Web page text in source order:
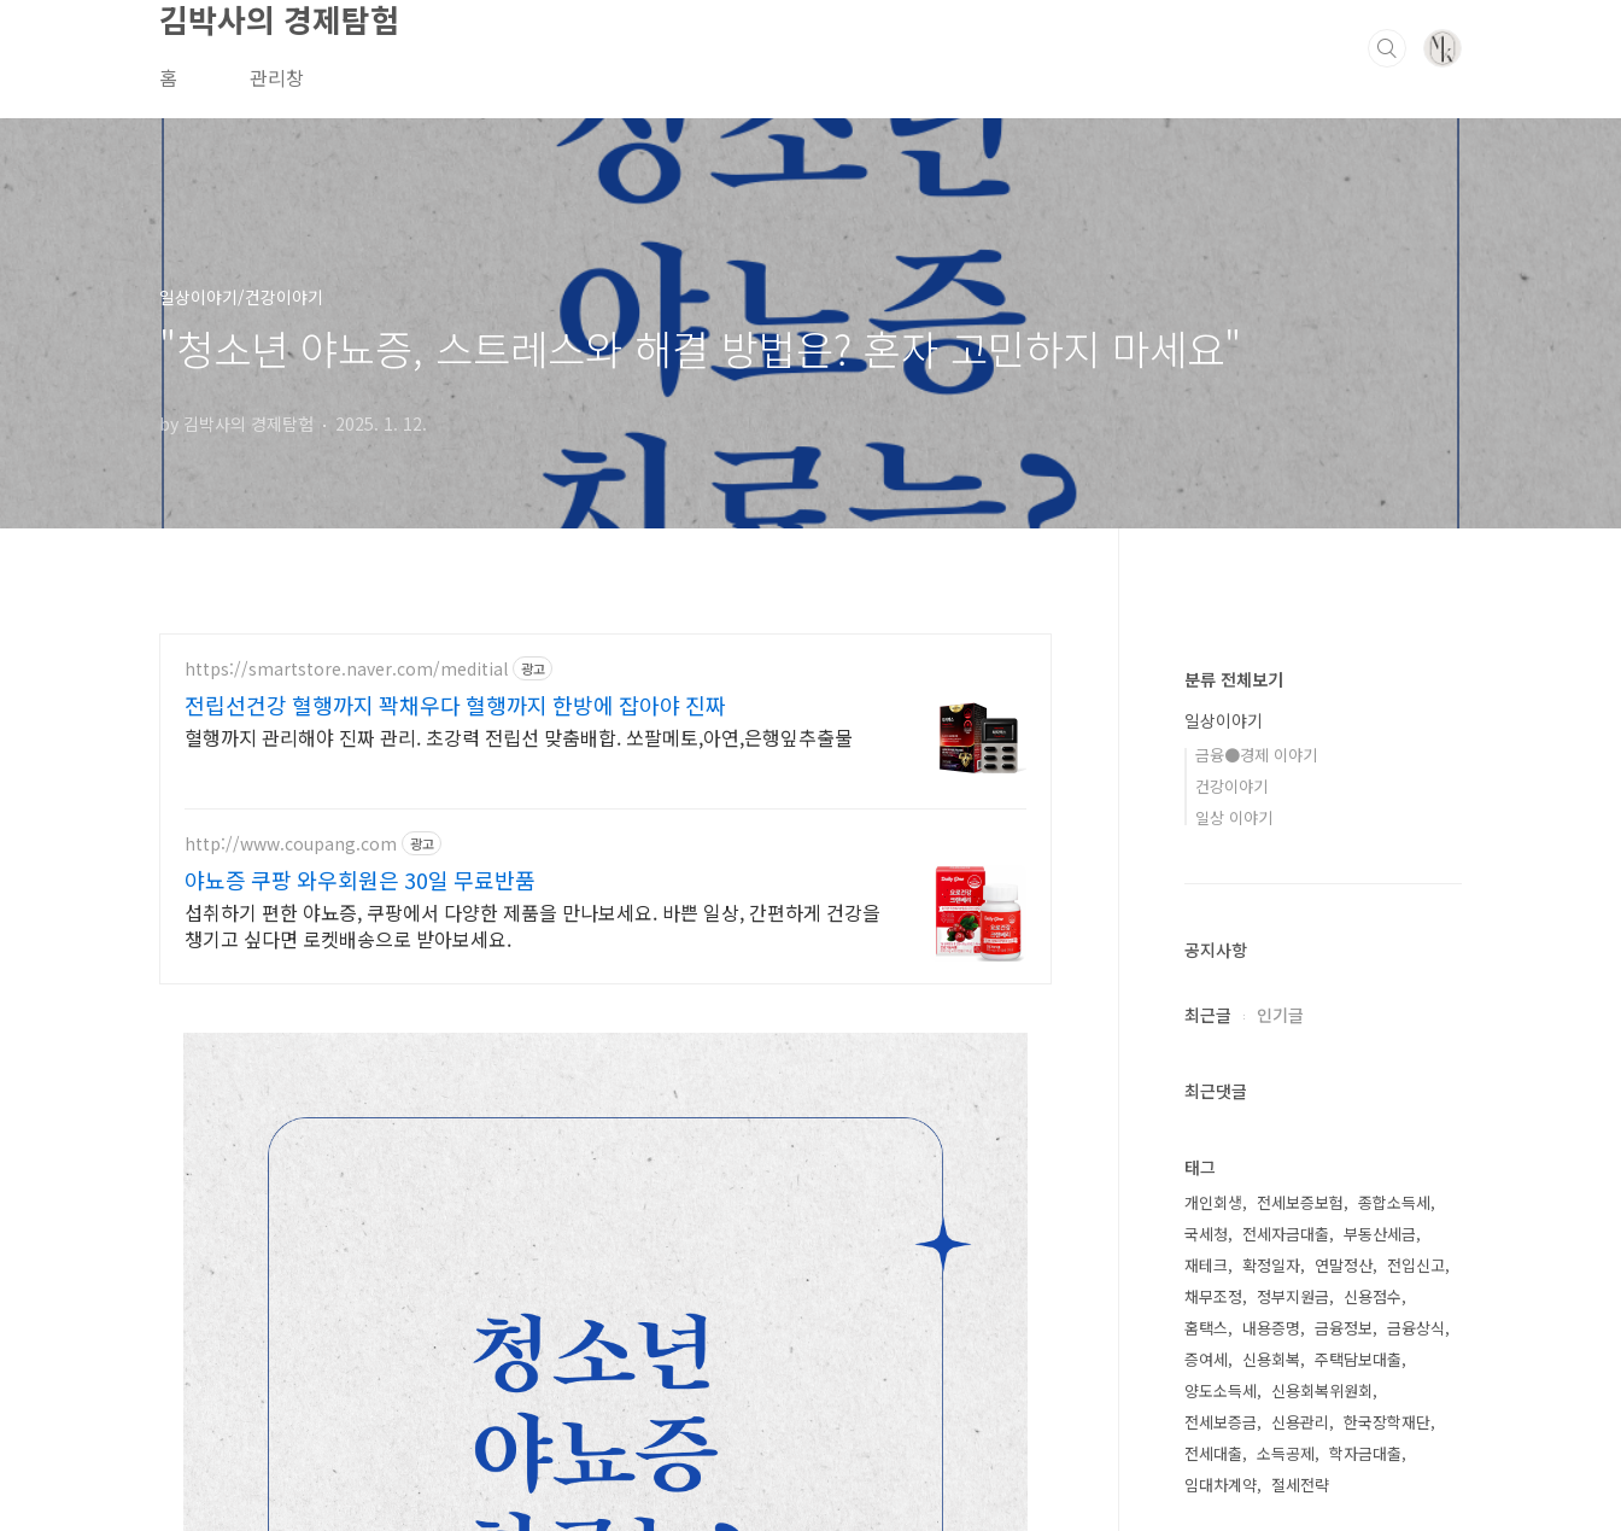
김박사의 경제탐험
홈 관리창
일상이야기/건강이야기
"청소년 야뇨증, 스트레스와 해결 방법은? 혼자 고민하지 마세요"
by 김박사의 경제탐험 2025. 1. 12.
https://smartstore.naver.com/meditial 광고
전립선건강 혈행까지 꽉채우다 혈행까지 한방에 잡아야 진짜
혈행까지 관리해야 진짜 관리. 초강력 전립선 맞춤배합. 쏘팔메토,아연,은행잎추출물
http://www.coupang.com 광고
야뇨증 쿠팡 와우회원은 30일 무료반품
섭취하기 편한 야뇨증, 쿠팡에서 다양한 제품을 만나보세요. 바쁜 일상, 간편하게 건강을
챙기고 싶다면 로켓배송으로 받아보세요.
분류 전체보기
일상이야기
금융●경제 이야기
건강이야기
일상 이야기
공지사항
최근글 인기글
최근댓글
태그
개인회생 전세보증보험
종합소득세
국세청
전세자금대출
부동산세금
재테크
확정일자 연말정산
전입신고
채무조정
정부지원금
신용점수
홈택스
내용증명 금융정보
금융상식
증여세
신용회복
주택담보대출
양도소득세
신용회복위원회
전세보증금
신용관리
한국장학재단
전세대출
소득공제
학자금대출
임대차계약
절세전략